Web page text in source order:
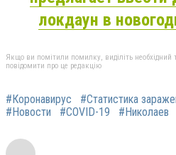
локдаун в
Якщо ви помітили помилку, виділіть необхідний
повідомити про це редакцію
#Коронавирус #Статистика
#Новости
#COVID-19 #Николаев